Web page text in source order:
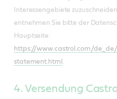
Interessengebiete
entnehmen Sie bitte der
Hauptseite:
https://www.castrol.com/
statement.html .
4. Versendung